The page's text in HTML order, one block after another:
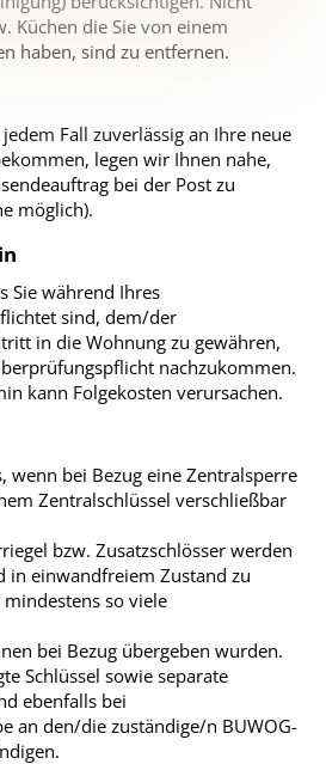
Küchen die Sie von einem
haben, sind zu entfernen.
Fall zuverlässig an Ihre neue
legen wir Ihnen nahe,
bei der Post zu
möglich).
Sie während Ihres
sind, dem/der
in die Wohnung zu gewähren,
nachzukommen.
kann Folgekosten verursachen.
wenn bei Bezug eine Zentralsperre
Zentralschlüssel verschließbar
bzw. Zusatzschlösser werden
in einwandfreiem Zustand zu
mindestens so viele
bei Bezug übergeben wurden.
Schlüssel sowie separate
ebenfalls bei
an den/die zuständige/n BUWOG-